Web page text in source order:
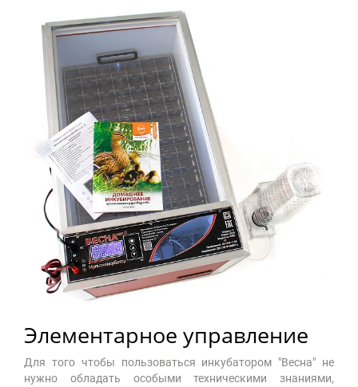
Элементарное управление
Для того чтобы пользоваться инкубатором "Весна" не
нужно обладать особыми техническими знаниями,